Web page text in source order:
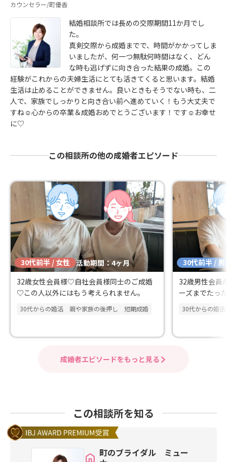
カウンセラー/町優香
結婚相談所では長めの交際期間11か月でし
た。
真剣交際から成婚までで、時間がかかってしま
いましたが、何一つ無駄何時間はなく、どん
な時も逃げずに向き合った結果の成婚。この
経験がこれからの夫婦生活にとても活きてくると思います。結婚
生活は止めることができません。良いときもそうでない時も、二
人で、家族でしっかりと向き合い前へ進めていく！もう大丈夫で
すね☺心からの卒業＆成婚おめでとうございます！です☺お幸せ
に♡
この相談所の他の成婚者エピソード
30代前半 / 女性 活動期間：4ヶ月
32歳女性会員様♡自社会員様同士のご成婚
♡この人以外にはもう考えられません。
30代からの婚活 親や家族の後押し 短期成婚
30代前半 / 男
32歳男性会員
ーズまでたっ
30代からの婚活
成婚者エピソードをもっと見る
この相談所を知る
町のブライダル ミュー